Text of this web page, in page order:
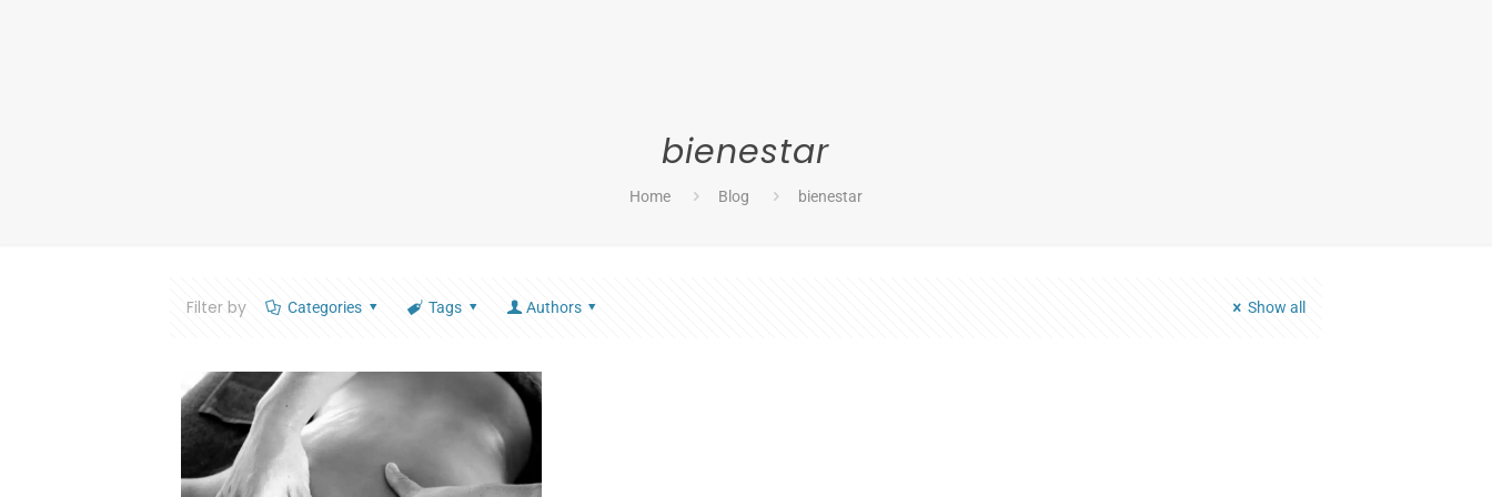
bienestar
Home Blog bienestar
Filter by Categories Tags Authors Show all